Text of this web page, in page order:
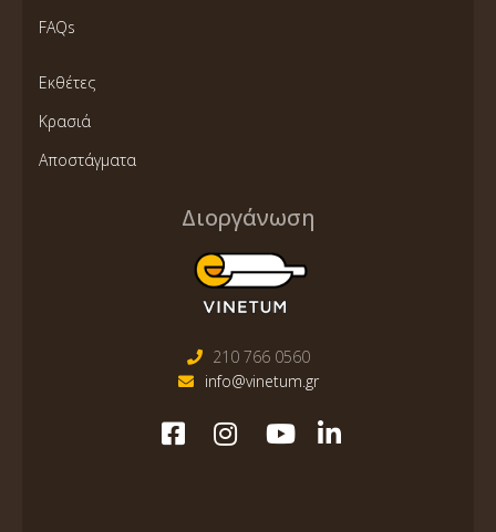
FAQs
Εκθέτες
Κρασιά
Αποστάγματα
Διοργάνωση
210 766 0560
info@vinetum.gr